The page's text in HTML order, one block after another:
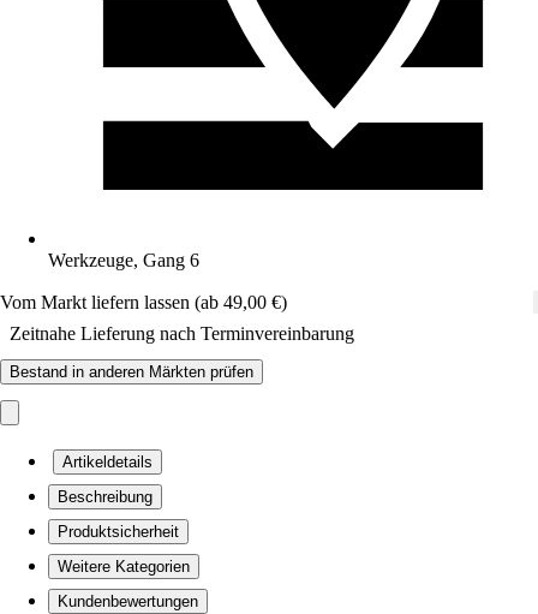
Werkzeuge, Gang 6
Vom Markt liefern lassen (ab 49,00 €)
Zeitnahe Lieferung nach Terminvereinbarung
Bestand in anderen Märkten prüfen
Artikeldetails
Beschreibung
Produktsicherheit
Weitere Kategorien
Kundenbewertungen